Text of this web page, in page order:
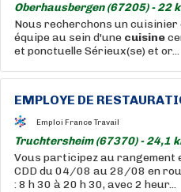
Oberhausbergen (67205) - 22
Nous recherchons un
équipe au sein d'une cuisine
et ponctuelle Sérieux(se) et or...
EMPLOYE DE
Emploi France Travail
Truchtersheim (67370) - 24,1
Vous participez au rangement
CDD du 04/08 au 28/08 en
: 8 h 30 à 20 h 30, avec 2 heur...